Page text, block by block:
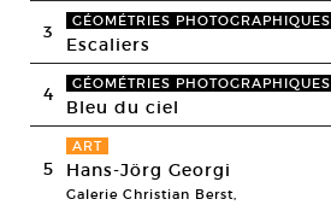
3 GÉOMÉTRIES PHOTOGRAPHIQUES
Escaliers
4 GÉOMÉTRIES PHOTOGRAPHIQUES
Bleu du ciel
5
ART
Hans-Jörg Georgi
Galerie Christian Berst,